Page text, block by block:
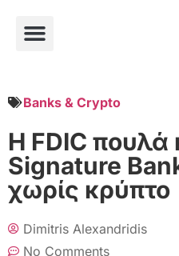
Banks & Crypto
Η FDIC πουλά
Signature
χωρίς κρύπτο
Dimitris Alexandridis
No Comments